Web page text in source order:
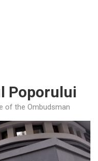
Poporului
of the Ombudsman